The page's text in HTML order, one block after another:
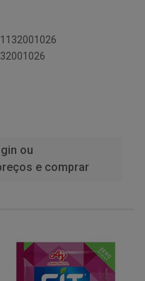
ou
e comprar